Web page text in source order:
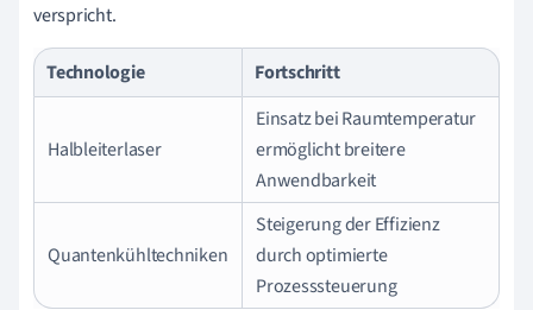
verspricht.
Technologie Fortschritt
Halbleiterlaser
Einsatz bei Raumtemperatur
ermöglicht breitere
Anwendbarkeit
Quantenkühltechniken
Steigerung der Effizienz
durch optimierte
Prozesssteuerung